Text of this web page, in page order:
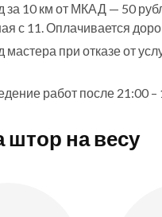
за 10 км от МКАД — 50
с 11. Оплачивается
мастера при отказе от
работ после 21:00 –
штор на весу